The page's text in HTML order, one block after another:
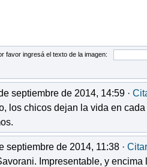
favor ingresá el texto de la imagen:
septiembre de 2014, 14:59 ·
los chicos dejan la vida en
septiembre de 2014, 11:38 · Citar
Impresentable, y encima